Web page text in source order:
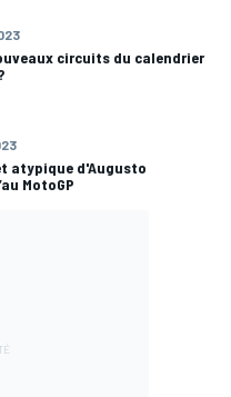
circuits du calendrier
atypique d'Augusto
MotoGP